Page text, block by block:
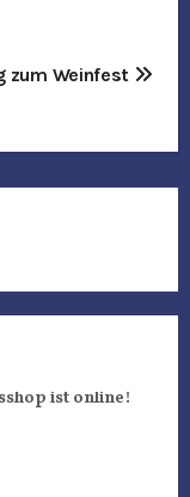
zum Weinfest
ist online!